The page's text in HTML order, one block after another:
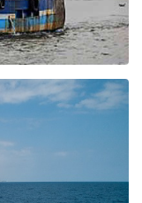
di pesca in tutto
di prodotti elettronici
corrente, ecc.).